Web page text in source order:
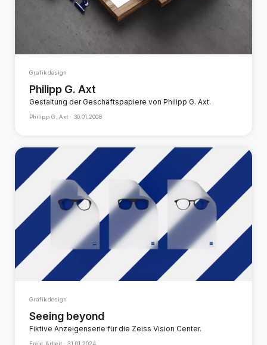
Grafikdesign
Philipp G. Axt
Gestaltung der Geschäftspapiere von Philipp G. Axt.
Philipp G. Axt · 30.01.2008
Grafikdesign
Seeing beyond
Fiktive Anzeigenserie für die Zeiss Vision Center.
Freie Arbeit ·31.01.2024